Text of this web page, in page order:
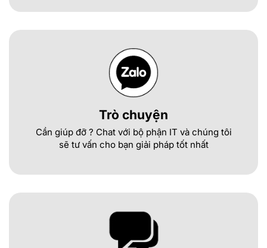
Trò chuyện
Cần giúp đỡ ? Chat với bộ phận IT và chúng tôi
sẽ tư vấn cho bạn giải pháp tốt nhất